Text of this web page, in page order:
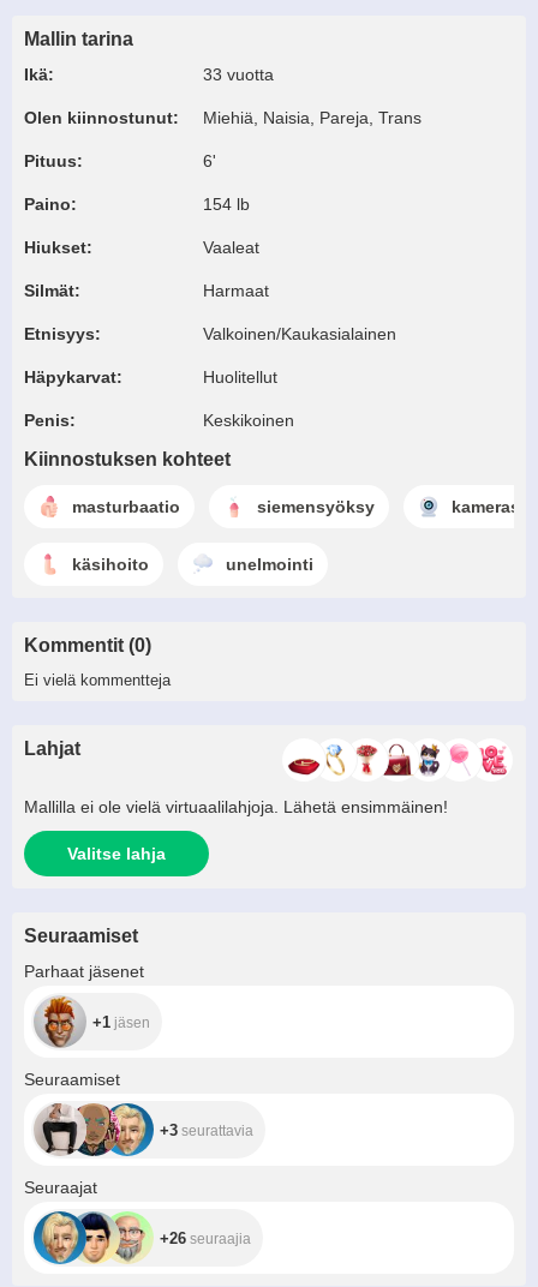
Mallin tarina
Ikä: 33 vuotta
Olen kiinnostunut: Miehiä, Naisia, Pareja, Trans
Pituus: 6'
Paino: 154 lb
Hiukset: Vaaleat
Silmät: Harmaat
Etnisyys: Valkoinen/Kaukasialainen
Häpykarvat: Huolitellut
Penis: Keskikoinen
Kiinnostuksen kohteet
masturbaatio siemensyöksy
käsihoito unelmointi
Kommentit (0)
Ei vielä kommentteja
Lahjat
Mallilla ei ole vielä virtuaalilahjoja. Lähetä ensimmäinen!
Valitse lahja
Seuraamiset
Parhaat jäsenet
+1
+1 jäsen
Seuraamiset
+3 seurattavia
Seuraajat
+26 seuraajia